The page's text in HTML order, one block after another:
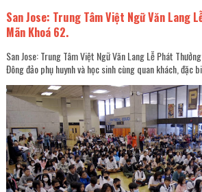
San Jose: Trung Tâm Việt Ngữ Văn Lang
Mãn Khoá 62.
San Jose: Trung Tâm Việt Ngữ Văn Lang Lễ Phát
Đông đảo phụ huynh và học sinh cùng quan khách, đặc